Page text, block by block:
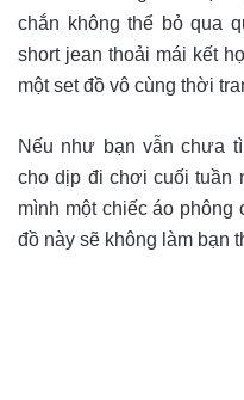
chắn không thể bỏ qua
short jean thoải mái kết
một set đồ vô cùng thời
Nếu như bạn vẫn chưa
cho dịp đi chơi cuối tuần
mình một chiếc áo phông
đồ này sẽ không làm bạn